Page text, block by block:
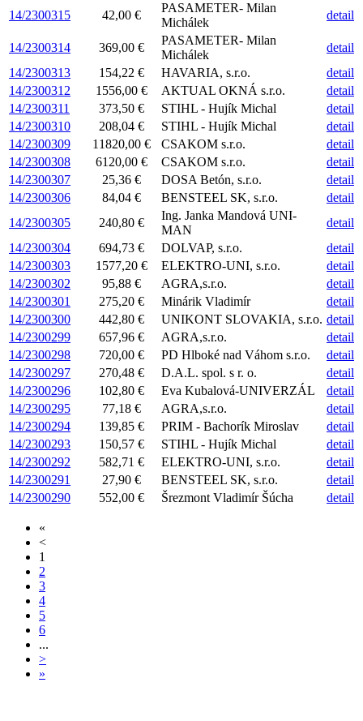
14/2300315 42,00 €
PASAMETER- Milan
Michálek
detail
14/2300314 369,00 €
PASAMETER- Milan
Michálek
detail
14/2300313
154,22 € HAVARIA, s.r.o.
detail
14/2300312
1556,00 € AKTUAL OKNÁ s.r.o.
detail
14/2300311
373,50 € STIHL - Hujík Michal
detail
14/2300310
208,04 € STIHL - Hujík Michal
detail
14/2300309
11820,00 € CSAKOM s.r.o.
detail
14/2300308
6120,00 € CSAKOM s.r.o.
detail
14/2300307
25,36 € DOSA Betón, s.r.o.
detail
14/2300306
84,04 € BENSTEEL SK, s.r.o.
detail
14/2300305
240,80 €
Ing. Janka Mandová UNI-
MAN
detail
14/2300304
694,73 € DOLVAP, s.r.o.
detail
14/2300303
1577,20 € ELEKTRO-UNI, s.r.o.
detail
14/2300302
95,88 € AGRA,s.r.o.
detail
14/2300301
275,20 € Minárik Vladimír
detail
14/2300300
442,80 € UNIKONT SLOVAKIA, s.r.o. detail
14/2300299
657,96 € AGRA,s.r.o.
detail
14/2300298
720,00 € PD Hlboké nad Váhom s.r.o.
detail
14/2300297
270,48 € D.A.L. spol. s r. o.
detail
14/2300296
102,80 € Eva Kubalová-UNIVERZÁL
detail
14/2300295
77,18 € AGRA,s.r.o.
detail
14/2300294
139,85 € PRIM - Bachorík Miroslav
detail
14/2300293
150,57 € STIHL - Hujík Michal
detail
14/2300292
582,71 € ELEKTRO-UNI, s.r.o.
detail
14/2300291
27,90 € BENSTEEL SK, s.r.o.
detail
14/2300290
552,00 € Šrezmont Vladimír Šúcha detail
«
<
1
2
3
4
5
6
...
>
»